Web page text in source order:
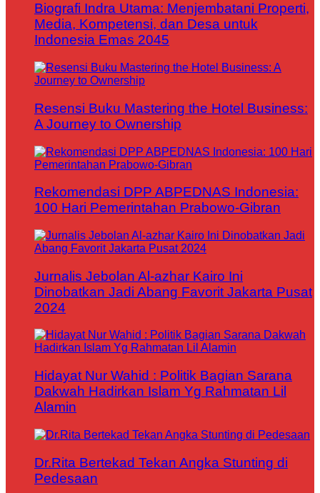
Biografi Indra Utama: Menjembatani Properti,
Media, Kompetensi, dan Desa untuk
Indonesia Emas 2045
Resensi Buku Mastering the Hotel Business:
A Journey to Ownership
Rekomendasi DPP ABPEDNAS Indonesia:
100 Hari Pemerintahan Prabowo-Gibran
Jurnalis Jebolan Al-azhar Kairo Ini
Dinobatkan Jadi Abang Favorit Jakarta Pusat
2024
Hidayat Nur Wahid : Politik Bagian Sarana
Dakwah Hadirkan Islam Yg Rahmatan Lil
Alamin
Dr.Rita Bertekad Tekan Angka Stunting di
Pedesaan